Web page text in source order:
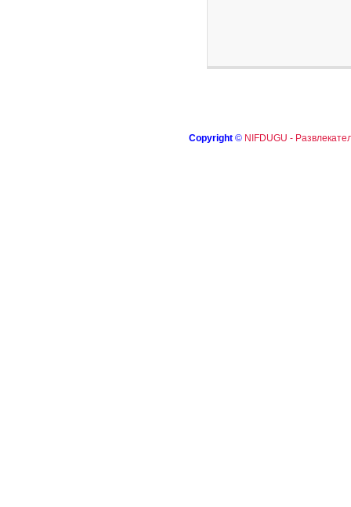
Copyright © NIFDUGU -